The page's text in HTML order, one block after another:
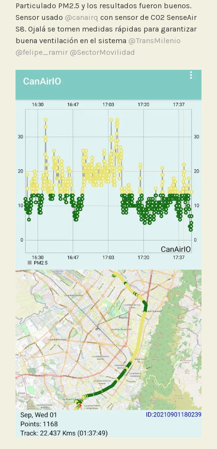
Particulado PM2.5 y los resultados fueron buenos.
Sensor usado @canairq con sensor de CO2 SenseAir
S8. Ojalá se tomen medidas rápidas para garantizar
buena ventilación en el sistema @TransMilenio
@felipe_ramir @SectorMovilidad